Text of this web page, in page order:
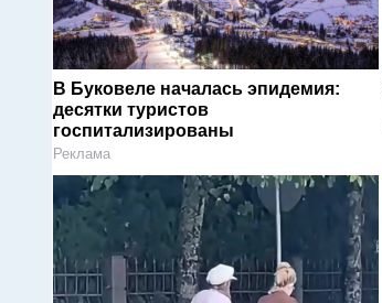
В Буковеле началась эпидемия:
десятки туристов
госпитализированы
Реклама